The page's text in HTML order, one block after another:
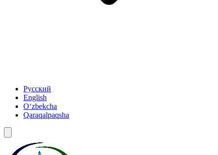
Русский
English
Oʻzbekcha
Qaraqalpaqsha